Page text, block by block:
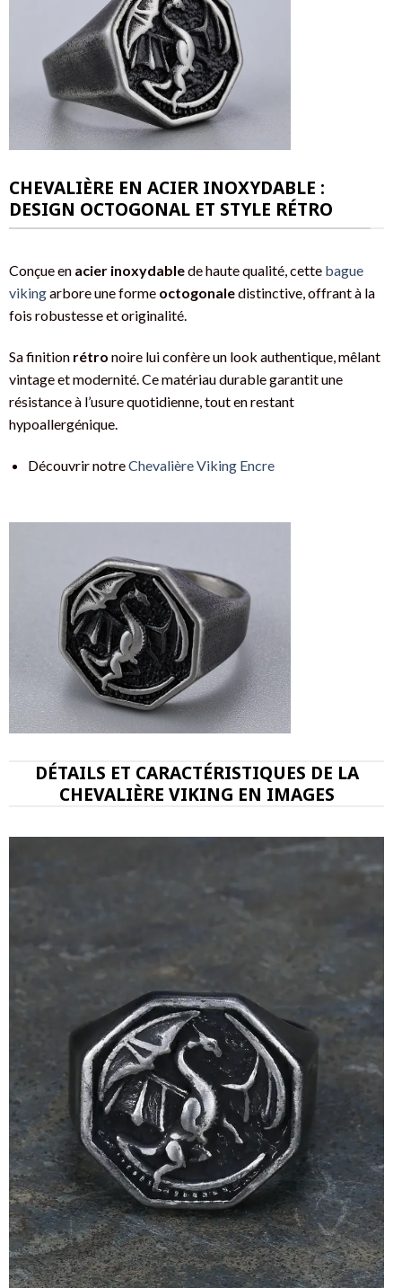
CHEVALIÈRE EN ACIER INOXYDABLE :
DESIGN OCTOGONAL ET STYLE RÉTRO
Conçue en acier inoxydablede haute qualité, cette bague
vikingarbore une forme octogonaledistinctive, offrant à la
fois robustesse et originalité.
Sa finition rétro noire lui confère un look authentique, mêlant
vintage et modernité. Ce matériau durable garantit une
résistance à l’usure quotidienne, tout en restant
hypoallergénique.
Découvrir notreChevalière Viking Encre
DÉTAILS ET CARACTÉRISTIQUES DE LA
CHEVALIÈRE VIKING EN IMAGES